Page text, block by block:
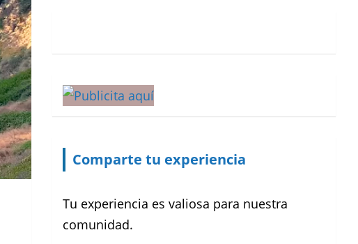
Comparte tu experiencia
Tu experiencia es valiosa para nuestra
comunidad.